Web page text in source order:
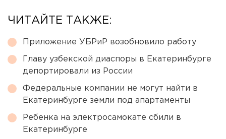
ЧИТАЙТЕ ТАКЖЕ:
Приложение УБРиР возобновило работу
Главу узбекской диаспоры в Екатеринбурге
депортировали из России
Федеральные компании не могут найти в
Екатеринбурге земли под апартаменты
Ребенка на электросамокате сбили в
Екатеринбурге